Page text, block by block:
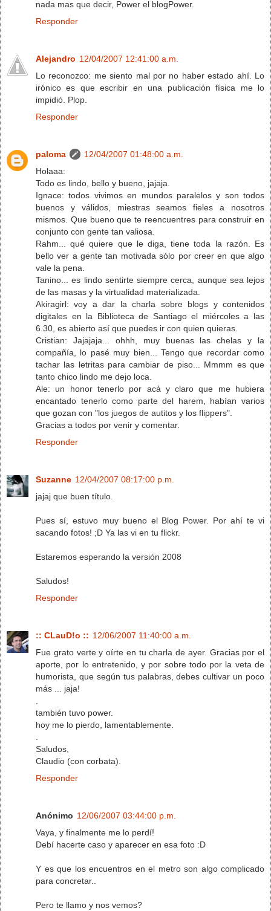
nada mas que decir, Power el blogPower.
Responder
Alejandro 12/04/2007 12:41:00 a.m.
Lo reconozco: me siento mal por no haber estado ahí. Lo
irónico es que escribir en una publicación física me lo
impidió. Plop.
Responder
paloma
12/04/2007 01:48:00 a.m.
Holaaa:
Todo es lindo, bello y bueno, jajaja.
Ignace: todos vivimos en mundos paralelos y son todos
buenos y válidos, miestras seamos fieles a nosotros
mismos. Que bueno que te reencuentres para construir en
conjunto con gente tan valiosa.
Rahm... qué quiere que le diga, tiene toda la razón. Es
bello ver a gente tan motivada sólo por creer en que algo
vale la pena.
Tanino... es lindo sentirte siempre cerca, aunque sea lejos
de las masas y la virtualidad materializada.
Akiragirl: voy a dar la charla sobre blogs y contenidos
digitales en la Biblioteca de Santiago el miércoles a las
6.30, es abierto así que puedes ir con quien quieras.
Cristian: Jajajaja... ohhh, muy buenas las chelas y la
compañía, lo pasé muy bien... Tengo que recordar como
tachar las letritas para cambiar de piso... Mmmm es que
tanto chico lindo me dejo loca.
Ale: un honor tenerlo por acá y claro que me hubiera
encantado tenerlo como parte del harem, habían varios
que gozan con "los juegos de autitos y los flippers".
Gracias a todos por venir y comentar.
Responder
Suzanne 12/04/2007 08:17:00 p.m.
jajaj que buen título.
Pues sí, estuvo muy bueno el Blog Power. Por ahí te vi
sacando fotos! ;D Ya las vi en tu flickr.
Estaremos esperando la versión 2008
Saludos!
Responder
:: CLauD!o :: 12/06/2007 11:40:00 a.m.
Fue grato verte y oírte en tu charla de ayer. Gracias por el
aporte, por lo entretenido, y por sobre todo por la veta de
humorista, que según tus palabras, debes cultivar un poco
más ... jaja!
también tuvo power.
hoy me lo pierdo, lamentablemente.
Saludos,
Claudio (con corbata).
Responder
Anónimo 12/06/2007 03:44:00 p.m.
Vaya, y finalmente me lo perdí!
Debí hacerte caso y aparecer en esa foto :D
Y es que los encuentros en el metro son algo complicado
para concretar..
Pero te llamo y nos vemos?